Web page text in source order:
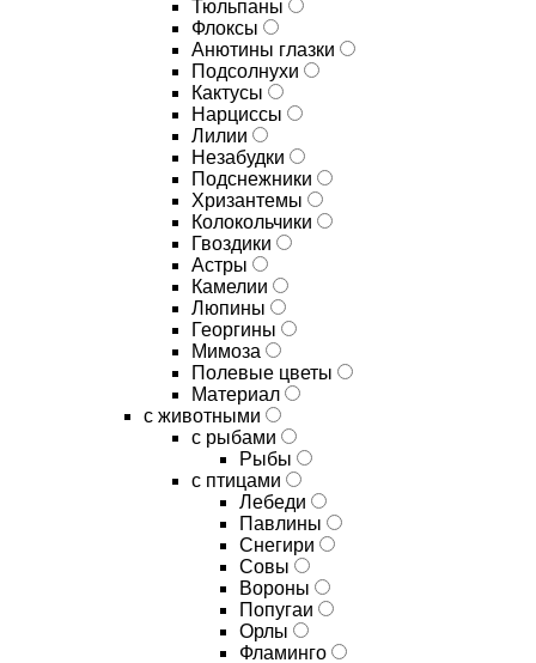
Тюльпаны
Флоксы
Анютины глазки
Подсолнухи
Кактусы
Нарциссы
Лилии
Незабудки
Подснежники
Хризантемы
Колокольчики
Гвоздики
Астры
Камелии
Люпины
Георгины
Мимоза
Полевые цветы
Материал
с животными
с рыбами
Рыбы
с птицами
Лебеди
Павлины
Снегири
Совы
Вороны
Попугаи
Орлы
Фламинго